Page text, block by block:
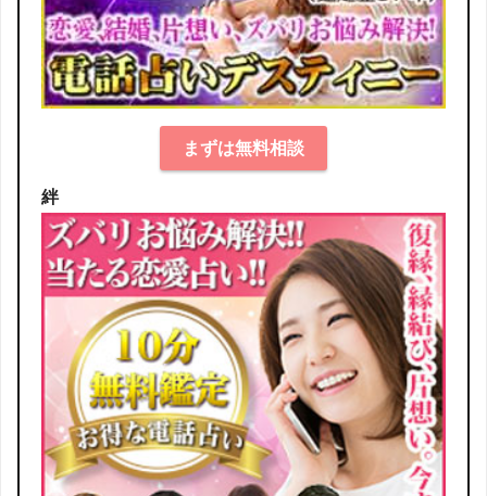
まずは無料相談
絆